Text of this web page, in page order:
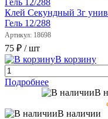
Клей Секундный 3г
Гель 12/288
Артикул: 18698
75 ₽ / шт
В корзину
Подробнее
В
В наличии